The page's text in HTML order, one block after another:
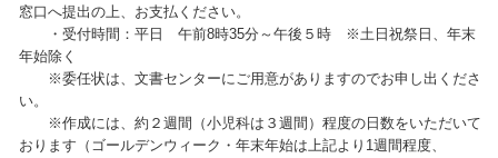
窓口へ提出の上、お支払ください。
・受付時間：平日 午前8時35分～午後５時 ※土日祝祭日、年末
年始除く
※委任状は、文書センターにご用意がありますのでお申し出くださ
い。
※作成には、約２週間（小児科は３週間）程度の日数をいただいて
おります（ゴールデンウィーク・年末年始は上記より1週間程度、